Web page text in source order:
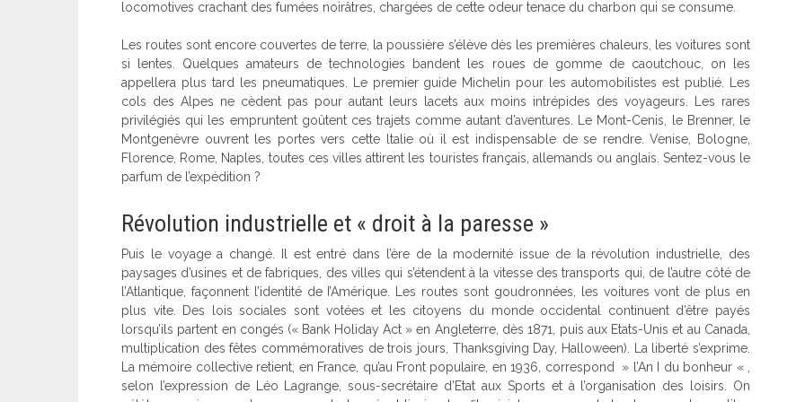
locomotives crachant des fumées noirâtres, chargées de cette odeur tenace du charbon qui se consume.
Les routes sont encore couvertes de terre, la poussière s’élève dès les premières chaleurs, les voitures sont
si lentes. Quelques amateurs de technologies bandent les roues de gomme de caoutchouc, on les
appellera plus tard les pneumatiques. Le premier guide Michelin pour les automobilistes est publié. Les
cols des Alpes ne cèdent pas pour autant leurs lacets aux moins intrépides des voyageurs. Les rares
privilégiés qui les empruntent goûtent ces trajets comme autant d’aventures. Le Mont-Cenis, le Brenner, le
Montgenèvre ouvrent les portes vers cette ltalie où il est indispensable de se rendre. Venise, Bologne,
Florence, Rome, Naples, toutes ces villes attirent les touristes français, allemands ou anglais. Sentez-vous le
parfum de l’expédition ?
Révolution industrielle et « droit à la paresse »
Puis le voyage a changé. Il est entré dans l’ère de la modernité issue de Ia révolution industrielle, des
paysages d’usines et de fabriques, des villes qui s’étendent à la vitesse des transports qui, de l’autre côté de
l’Atlantique, façonnent l’identité de I’Amérique. Les routes sont goudronnées, les voitures vont de plus en
plus vite. Des lois sociales sont votées et les citoyens du monde occidental continuent d’être payés
lorsqu’ils partent en congés (« Bank Holiday Act » en Angleterre, dès 1871, puis aux Etats-Unis et au Canada,
multiplication des fêtes commémoratives de trois jours, Thanksgiving Day, Halloween). La liberté s’exprime.
La mémoire collective retient, en France, qu’au Front populaire, en 1936, correspond » l’An I du bonheur « ,
selon l’expression de Léo Lagrange, sous-secrétaire d’Etat aux Sports et à l’organisation des loisirs. On